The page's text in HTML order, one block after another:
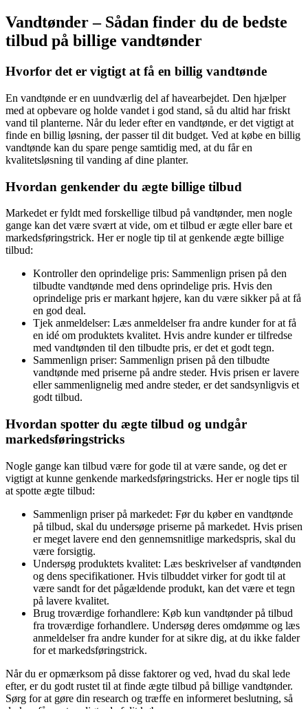
Vandtønder – Sådan finder du de bedste
tilbud på billige vandtønder
Hvorfor det er vigtigt at få en billig vandtønde
En vandtønde er en uundværlig del af havearbejdet. Den hjælper
med at opbevare og holde vandet i god stand, så du altid har friskt
vand til planterne. Når du leder efter en vandtønde, er det vigtigt at
finde en billig løsning, der passer til dit budget. Ved at købe en billig
vandtønde kan du spare penge samtidig med, at du får en
kvalitetsløsning til vanding af dine planter.
Hvordan genkender du ægte billige tilbud
Markedet er fyldt med forskellige tilbud på vandtønder, men nogle
gange kan det være svært at vide, om et tilbud er ægte eller bare et
markedsføringstrick. Her er nogle tip til at genkende ægte billige
tilbud:
Kontroller den oprindelige pris: Sammenlign prisen på den
tilbudte vandtønde med dens oprindelige pris. Hvis den
oprindelige pris er markant højere, kan du være sikker på at få
en god deal.
Tjek anmeldelser: Læs anmeldelser fra andre kunder for at få
en idé om produktets kvalitet. Hvis andre kunder er tilfredse
med vandtønden til den tilbudte pris, er det et godt tegn.
Sammenlign priser: Sammenlign prisen på den tilbudte
vandtønde med priserne på andre steder. Hvis prisen er lavere
eller sammenlignelig med andre steder, er det sandsynligvis et
godt tilbud.
Hvordan spotter du ægte tilbud og undgår
markedsføringstricks
Nogle gange kan tilbud være for gode til at være sande, og det er
vigtigt at kunne genkende markedsføringstricks. Her er nogle tips til
at spotte ægte tilbud:
Sammenlign priser på markedet: Før du køber en vandtønde
på tilbud, skal du undersøge priserne på markedet. Hvis prisen
er meget lavere end den gennemsnitlige markedspris, skal du
være forsigtig.
Undersøg produktets kvalitet: Læs beskrivelser af vandtønden
og dens specifikationer. Hvis tilbuddet virker for godt til at
være sandt for det pågældende produkt, kan det være et tegn
på lavere kvalitet.
Brug troværdige forhandlere: Køb kun vandtønder på tilbud
fra troværdige forhandlere. Undersøg deres omdømme og læs
anmeldelser fra andre kunder for at sikre dig, at du ikke falder
for et markedsføringstrick.
Når du er opmærksom på disse faktorer og ved, hvad du skal lede
efter, er du godt rustet til at finde ægte tilbud på billige vandtønder.
Sørg for at gøre din research og træffe en informeret beslutning, så